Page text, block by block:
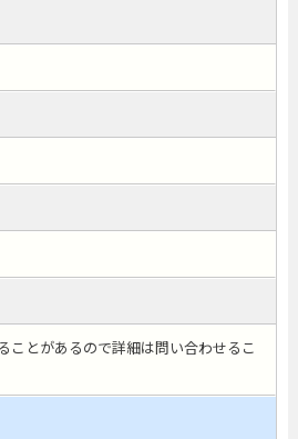
ことがあるので詳細は問い合わせるこ